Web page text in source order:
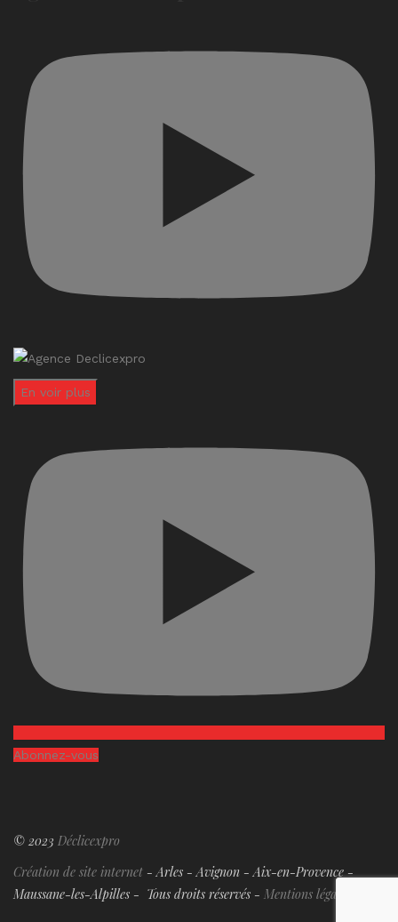
En voir plus
Abonnez-vous
© 2023 Déclicexpro
Création de site internet - Arles - Avignon - Aix-en-Provence -
Maussane-les-Alpilles - Tous droits réservés - Mentions légales